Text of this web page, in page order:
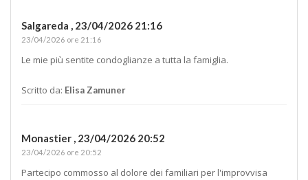
Salgareda , 23/04/2026 21:16
23/04/2026 ore 21:16
Le mie più sentite condoglianze a tutta la famiglia.
Scritto da: Elisa Zamuner
Monastier , 23/04/2026 20:52
23/04/2026 ore 20:52
Partecipo commosso al dolore dei familiari per l'improvvisa